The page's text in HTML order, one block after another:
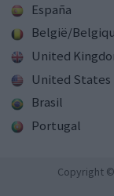
España
België/
United
United States
Brasil
Portugal
Copyright ©